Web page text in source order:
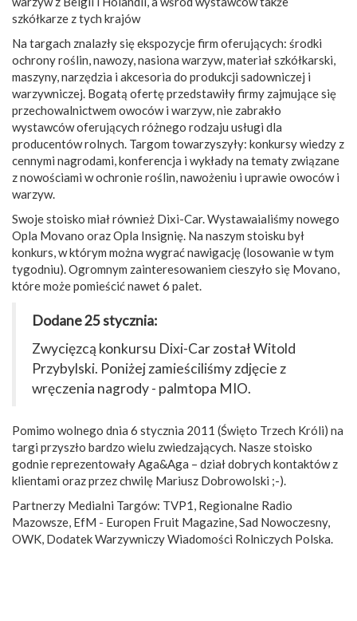
szkółkarze z tych krajów
Na targach znalazły się ekspozycje firm oferujących: środki
ochrony roślin, nawozy, nasiona warzyw, materiał szkółkarski,
maszyny, narzędzia i akcesoria do produkcji sadowniczej i
warzywniczej. Bogatą ofertę przedstawiły firmy zajmujące się
przechowalnictwem owoców i warzyw, nie zabrakło
wystawców oferujących różnego rodzaju usługi dla
producentów rolnych. Targom towarzyszyły: konkursy wiedzy z
cennymi nagrodami, konferencja i wykłady na tematy związane
z nowościami w ochronie roślin, nawożeniu i uprawie owoców i
warzyw.
Swoje stoisko miał również Dixi-Car. Wystawaialiśmy nowego
Opla Movano oraz Opla Insignię. Na naszym stoisku był
konkurs, w którym można wygrać nawigację (losowanie w tym
tygodniu). Ogromnym zainteresowaniem cieszyło się Movano,
które może pomieścić nawet 6 palet.
Dodane 25 stycznia:
Zwycięzcą konkursu Dixi-Car został Witold
Przybylski. Poniżej zamieściliśmy zdjęcie z
wręczenia nagrody - palmtopa MIO.
Pomimo wolnego dnia 6 stycznia 2011 (Święto Trzech Króli) na
targi przyszło bardzo wielu zwiedzających. Nasze stoisko
godnie reprezentowały Aga&Aga – dział dobrych kontaktów z
klientami oraz przez chwilę Mariusz Dobrowolski ;-).
Partnerzy Medialni Targów: TVP1, Regionalne Radio
Mazowsze, EfM - Europen Fruit Magazine, Sad Nowoczesny,
OWK, Dodatek Warzywniczy Wiadomości Rolniczych Polska.